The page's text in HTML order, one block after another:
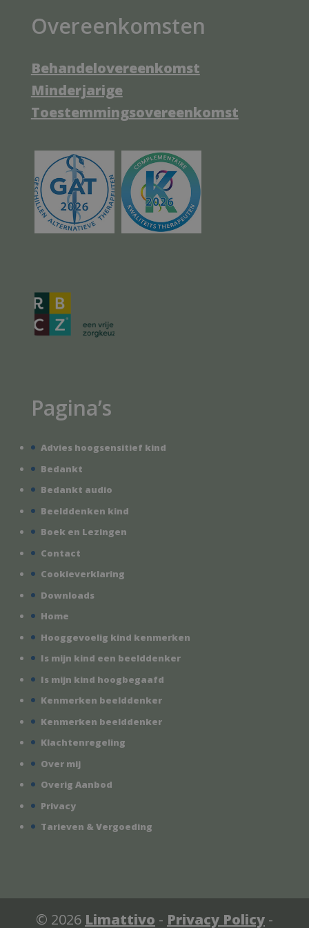
Overeenkomsten
Behandelovereenkomst
Minderjarige
Toestemmingsovereenkomst
Pagina’s
Advies hoogsensitief kind
Bedankt
Bedankt audio
Beelddenken kind
Boek en Lezingen
Contact
Cookieverklaring
Downloads
Home
Hooggevoelig kind kenmerken
Is mijn kind een beelddenker
Is mijn kind hoogbegaafd
Kenmerken beelddenker
Kenmerken beelddenker
Klachtenregeling
Over mij
Overig Aanbod
Privacy
Tarieven & Vergoeding
© 2026 Limattivo - Privacy Policy-